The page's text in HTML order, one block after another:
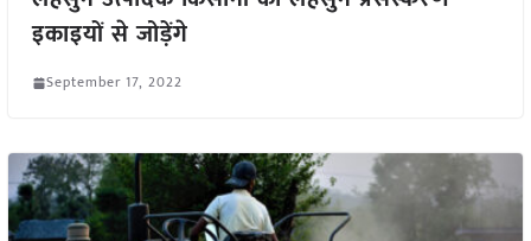
इकाइयों से जोड़ेंगे
September 17, 2022